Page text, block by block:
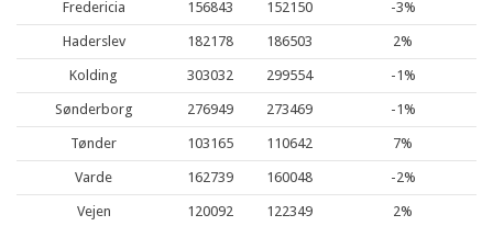
Fredericia 156843 152150 -3%
Haderslev 182178 186503 2%
Kolding 303032 299554 -1%
Sønderborg 276949 273469 -1%
Tønder 103165 110642 7%
Varde 162739 160048 -2%
Vejen 120092 122349 2%